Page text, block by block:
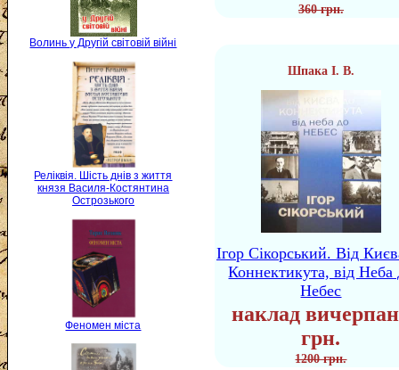
Волинь у Другій світовій війні
Реліквія. Шість днів з життя
князя Василя-Костянтина
Острозького
Феномен міста
360 грн.
Шпака І. В.
Ігор Сікорський. Від
Коннектикута, від Неба
Небес
наклад
грн.
1200 грн.